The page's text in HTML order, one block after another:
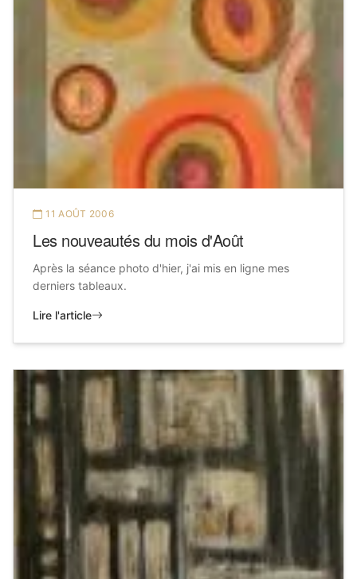
11 AOÛT 2006
Les nouveautés du mois d'Août
Après la séance photo d'hier, j'ai mis en ligne mes
derniers tableaux.
Lire l'article